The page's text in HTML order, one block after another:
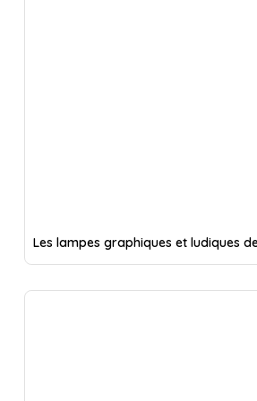
Les lampes graphiques et ludiques